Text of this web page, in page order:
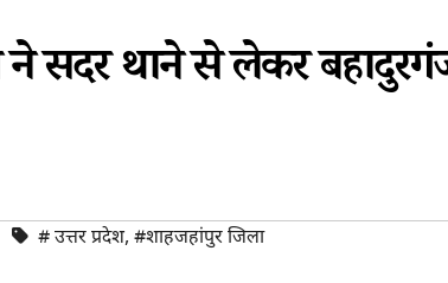
सदर थाने से लेकर
#‌ उत्तर प्रदेश, #शाहजहांपुर जिला